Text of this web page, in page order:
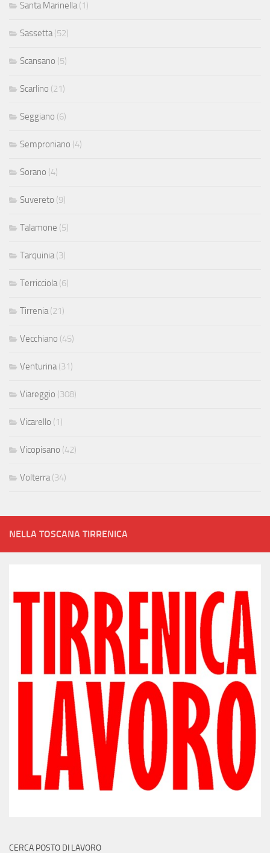
Santa Marinella (1)
Sassetta (52)
Scansano (5)
Scarlino (21)
Seggiano (6)
Semproniano (4)
Sorano (4)
Suvereto (9)
Talamone (5)
Tarquinia (3)
Terricciola (6)
Tirrenia (21)
Vecchiano (45)
Venturina (31)
Viareggio (308)
Vicarello (1)
Vicopisano (42)
Volterra (34)
NELLA TOSCANA TIRRENICA
CERCA POSTO DI LAVORO